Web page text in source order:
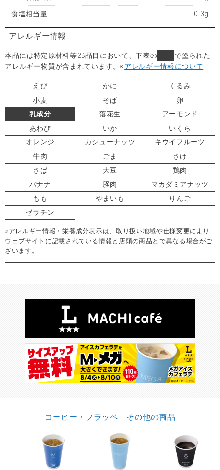
食塩相当量 0.3g
アレルギー情報
本品には特定原材料等28品目において、下表の
で塗られた
アレルギー物質が含まれています。※アレルギー情報について
えび かに
くるみ
小麦
そば
卵
乳成分
落花生
アーモンド
あわび
いか
いくら
オレンジ
カシューナッツ
キウイフルーツ
牛肉
ごま
さけ
さば
大豆
鶏肉
バナナ
豚肉
マカダミアナッツ
もも
やまいも
りんご
ゼラチン
※アレルギー情報・栄養成分表示は、取り扱い地域や仕様変更により
ウェブサイトに記載されている情報と店頭の商品とで異なる場合がご
ざいます。
コーヒー・フラッペ その他の商品